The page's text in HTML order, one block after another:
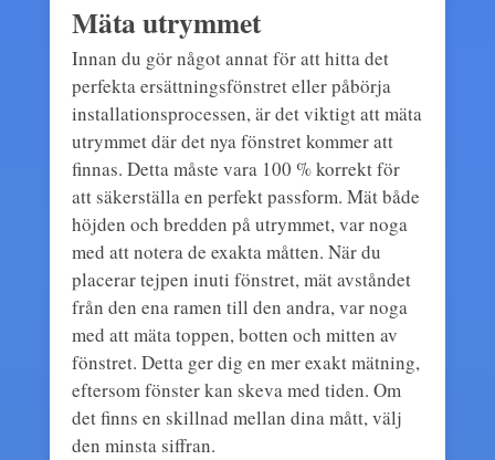
Mäta utrymmet
Innan du gör något annat för att hitta det
perfekta ersättningsfönstret eller påbörja
installationsprocessen, är det viktigt att mäta
utrymmet där det nya fönstret kommer att
finnas. Detta måste vara 100 % korrekt för
att säkerställa en perfekt passform. Mät både
höjden och bredden på utrymmet, var noga
med att notera de exakta måtten. När du
placerar tejpen inuti fönstret, mät avståndet
från den ena ramen till den andra, var noga
med att mäta toppen, botten och mitten av
fönstret. Detta ger dig en mer exakt mätning,
eftersom fönster kan skeva med tiden. Om
det finns en skillnad mellan dina mått, välj
den minsta siffran.